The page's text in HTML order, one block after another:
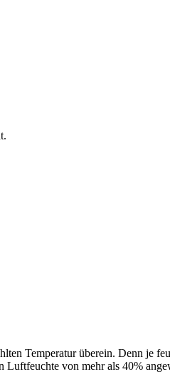
Temperatur überein. Denn je
Luftfeuchte von mehr als 40%